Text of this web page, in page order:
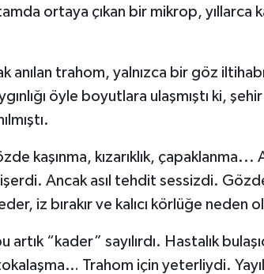
ortaya çıkan bir mikrop, yıllarca
anılan trahom, yalnızca bir göz
öyle boyutlara ulaşmıştı ki,
kaşınma, kızarıklık, çapaklanma...
Ancak asıl tehdit sessizdi.
iz bırakır ve kalıcı körlüğe neden
“kader” sayılırdı. Hastalık
Trahom için yeterliydi.